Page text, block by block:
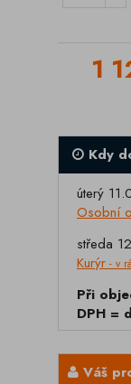
1
Kdy
úterý
Osobní
středa
Kurýr - v
Při
DPH =
Váš